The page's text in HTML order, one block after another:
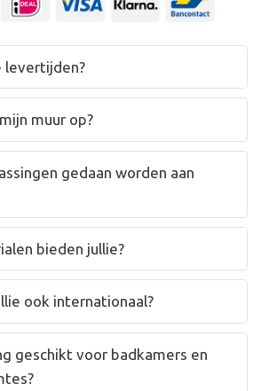
levertijden?
muur op?
gedaan worden aan
bieden jullie?
ook internationaal?
geschikt voor badkamers en